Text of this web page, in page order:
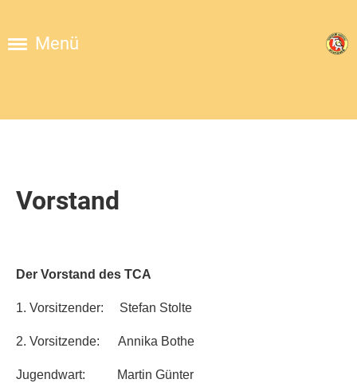
Menü
Vorstand
Der Vorstand des TCA
1. Vorsitzender: Stefan Stolte
2. Vorsitzende: Annika Bothe
Jugendwart: Martin Günter